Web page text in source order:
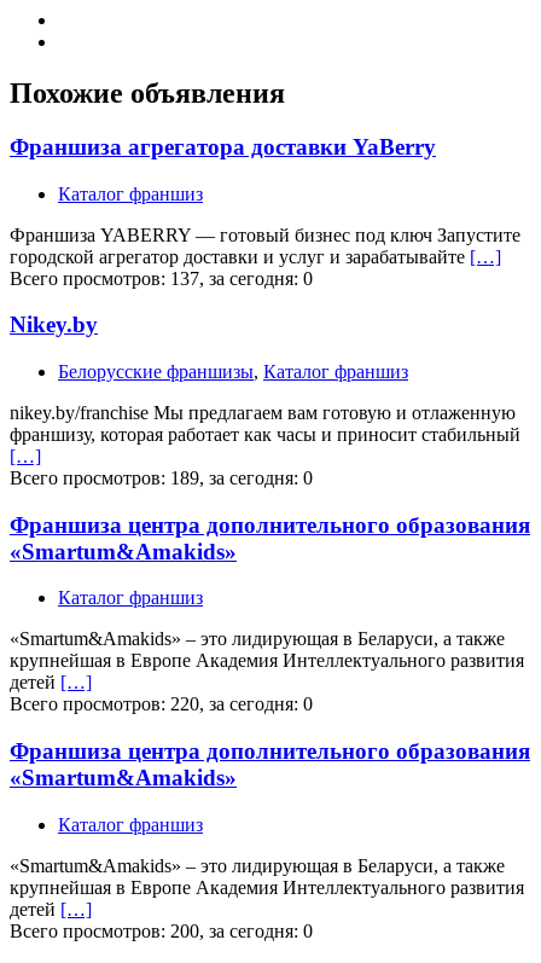
Похожие объявления
Франшиза агрегатора доставки YaBerry
Каталог франшиз
Франшиза YABERRY — готовый бизнес под ключ Запустите
городской агрегатор доставки и услуг и зарабатывайте […]
Всего просмотров: 137, за сегодня: 0
Nikey.by
Белорусские франшизы, Каталог франшиз
nikey.by/franchise Мы предлагаем вам готовую и отлаженную
франшизу, которая работает как часы и приносит стабильный
[…]
Всего просмотров: 189, за сегодня: 0
Франшиза центра дополнительного образования
«Smartum&Amakids»
Каталог франшиз
«Smartum&Amakids» – это лидирующая в Беларуси, а также
крупнейшая в Европе Академия Интеллектуального развития
детей […]
Всего просмотров: 220, за сегодня: 0
Франшиза центра дополнительного образования
«Smartum&Amakids»
Каталог франшиз
«Smartum&Amakids» – это лидирующая в Беларуси, а также
крупнейшая в Европе Академия Интеллектуального развития
детей […]
Всего просмотров: 200, за сегодня: 0